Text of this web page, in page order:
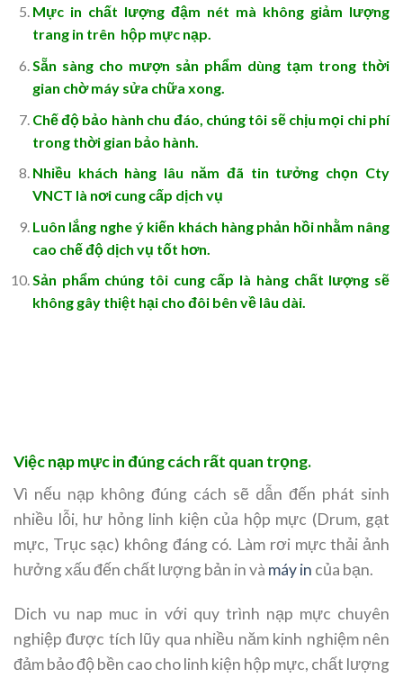
Mực in chất lượng đậm nét mà không giảm lượng
trang in trên hộp mực nạp.
Sẵn sàng cho mượn sản phẩm dùng tạm trong thời
gian chờ máy sửa chữa xong.
Chế độ bảo hành chu đáo, chúng tôi sẽ chịu mọi chi phí
trong thời gian bảo hành.
Nhiều khách hàng lâu năm đã tin tưởng chọn Cty
VNCT là nơi cung cấp dịch vụ
Luôn lắng nghe ý kiến khách hàng phản hồi nhằm nâng
cao chế độ dịch vụ tốt hơn.
Sản phẩm chúng tôi cung cấp là hàng chất lượng sẽ
không gây thiệt hại cho đôi bên về lâu dài.
Việc nạp mực in đúng cách rất quan trọng.
Vì nếu nạp không đúng cách sẽ dẫn đến phát sinh
nhiều lỗi, hư hỏng linh kiện của hộp mực (Drum, gạt
mực, Trục sạc) không đáng có. Làm rơi mực thải ảnh
hưởng xấu đến chất lượng bản in và máy in của bạn.
Dich vu nap muc in với quy trình nạp mực chuyên
nghiệp được tích lũy qua nhiều năm kinh nghiệm nên
đảm bảo độ bền cao cho linh kiện hộp mực, chất lượng